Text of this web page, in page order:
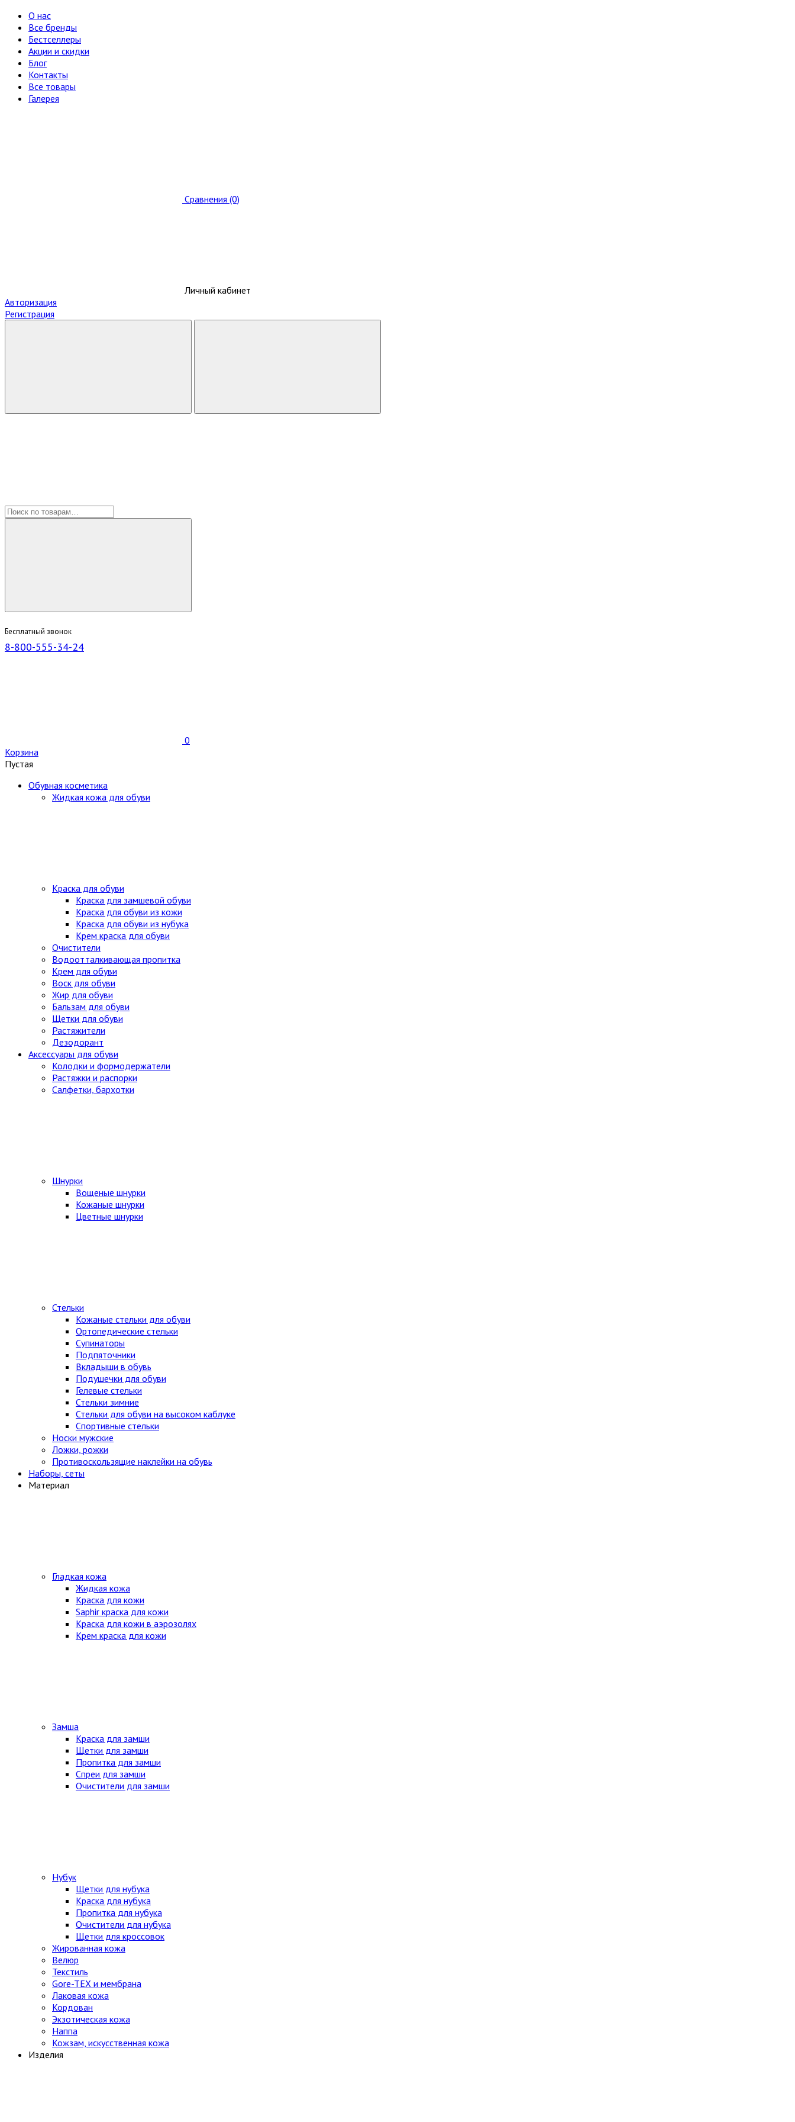
О нас
Все бренды
Бестселлеры
Акции и скидки
Блог
Контакты
Все товары
Галерея
Сравнения (0)
Личный кабинет
Авторизация
Регистрация
Бесплатный звонок
8-800-555-34-24
0
Корзина
Пустая
Обувная косметика
Жидкая кожа для обуви
Краска для обуви
Краска для замшевой обуви
Краска для обуви из кожи
Краска для обуви из нубука
Крем краска для обуви
Очистители
Водоотталкивающая пропитка
Крем для обуви
Воск для обуви
Жир для обуви
Бальзам для обуви
Щетки для обуви
Растяжители
Дезодорант
Аксессуары для обуви
Колодки и формодержатели
Растяжки и распорки
Салфетки, бархотки
Шнурки
Вощеные шнурки
Кожаные шнурки
Цветные шнурки
Стельки
Кожаные стельки для обуви
Ортопедические стельки
Супинаторы
Подпяточники
Вкладыши в обувь
Подушечки для обуви
Гелевые стельки
Стельки зимние
Стельки для обуви на высоком каблуке
Спортивные стельки
Носки мужские
Ложки, рожки
Противоскользящие наклейки на обувь
Наборы, сеты
Материал
Гладкая кожа
Жидкая кожа
Краска для кожи
Saphir краска для кожи
Краска для кожи в аэрозолях
Крем краска для кожи
Замша
Краска для замши
Щетки для замши
Пропитка для замши
Спреи для замши
Очистители для замши
Нубук
Щетки для нубука
Краска для нубука
Пропитка для нубука
Очистители для нубука
Щетки для кроссовок
Жированная кожа
Велюр
Текстиль
Gore-TEX и мембрана
Лаковая кожа
Кордован
Экзотическая кожа
Наппа
Кожзам, искусственная кожа
Изделия